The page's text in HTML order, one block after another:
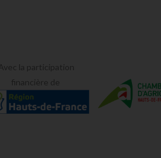
Avec la participation
financière de